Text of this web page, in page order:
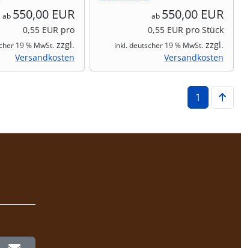
ab 550,00 EUR
0,55 EUR pro
19 % MwSt. zzgl.
Versandkosten
ab 550,00 EUR
0,55 EUR pro Stück
inkl. deutscher 19 % MwSt. zzgl.
Versandkosten
1